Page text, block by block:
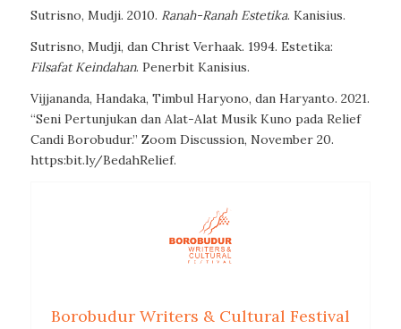
Sutrisno, Mudji. 2010. Ranah-Ranah Estetika. Kanisius.
Sutrisno, Mudji, dan Christ Verhaak. 1994. Estetika:
Filsafat Keindahan. Penerbit Kanisius.
Vijjananda, Handaka, Timbul Haryono, dan Haryanto. 2021.
“Seni Pertunjukan dan Alat-Alat Musik Kuno pada Relief
Candi Borobudur.” Zoom Discussion, November 20.
https:bit.ly/BedahRelief.
Borobudur Writers & Cultural Festival